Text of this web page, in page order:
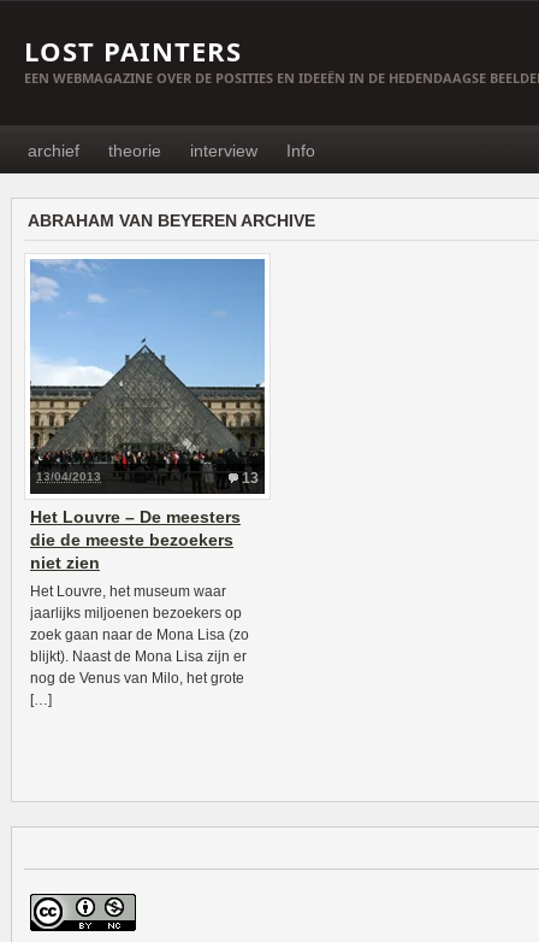
LOST PAINTERS
EEN WEBMAGAZINE OVER DE POSITIES EN IDEEËN IN DE HEDENDAAGSE
archief theorie interview Info
ABRAHAM VAN BEYEREN ARCHIVE
13
13/04/2013
Het Louvre – De meesters
die de meeste bezoekers
niet zien
Het Louvre, het museum waar
jaarlijks miljoenen bezoekers op
zoek gaan naar de Mona Lisa (zo
blijkt). Naast de Mona Lisa zijn er
nog de Venus van Milo, het grote
[…]